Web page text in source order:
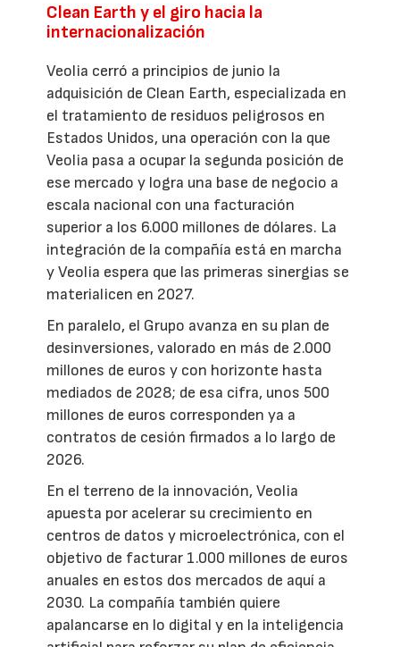
Clean Earth y el giro hacia la
internacionalización
Veolia cerró a principios de junio la
adquisición de Clean Earth, especializada en
el tratamiento de residuos peligrosos en
Estados Unidos, una operación con la que
Veolia pasa a ocupar la segunda posición de
ese mercado y logra una base de negocio a
escala nacional con una facturación
superior a los 6.000 millones de dólares. La
integración de la compañía está en marcha
y Veolia espera que las primeras sinergias se
materialicen en 2027.
En paralelo, el Grupo avanza en su plan de
desinversiones, valorado en más de 2.000
millones de euros y con horizonte hasta
mediados de 2028; de esa cifra, unos 500
millones de euros corresponden ya a
contratos de cesión firmados a lo largo de
2026.
En el terreno de la innovación, Veolia
apuesta por acelerar su crecimiento en
centros de datos y microelectrónica, con el
objetivo de facturar 1.000 millones de euros
anuales en estos dos mercados de aquí a
2030. La compañía también quiere
apalancarse en lo digital y en la inteligencia